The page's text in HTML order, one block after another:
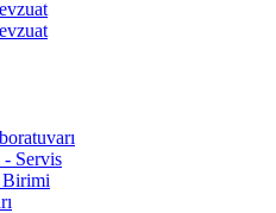
Servis
Birimi